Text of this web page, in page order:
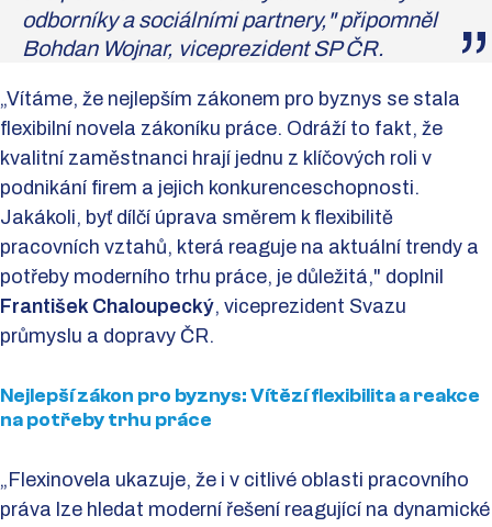
odborníky a sociálními partnery," připomněl
Bohdan Wojnar, viceprezident SP ČR.
„Vítáme, že nejlepším zákonem pro byznys se stala
flexibilní novela zákoníku práce. Odráží to fakt, že
kvalitní zaměstnanci hrají jednu z klíčových roli v
podnikání firem a jejich konkurenceschopnosti.
Jakákoli, byť dílčí úprava směrem k flexibilitě
pracovních vztahů, která reaguje na aktuální trendy a
potřeby moderního trhu práce, je důležitá," doplnil
František Chaloupecký, viceprezident Svazu
průmyslu a dopravy ČR.
Nejlepší zákon pro byznys: Vítězí flexibilita a reakce
na potřeby trhu práce
„Flexinovela ukazuje, že i v citlivé oblasti pracovního
práva lze hledat moderní řešení reagující na dynamické